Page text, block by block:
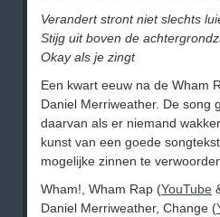
Verandert stront niet slechts
Stijg uit boven de
Okay als je zingt
Een kwart eeuw na de Wham
Daniel Merriweather. De song
daarvan als er niemand
kunst van een goede
mogelijke zinnen te
Wham!, Wham Rap (YouTube
Daniel Merriweather, Change (